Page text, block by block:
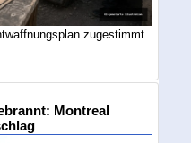
zugestimmt
Montreal